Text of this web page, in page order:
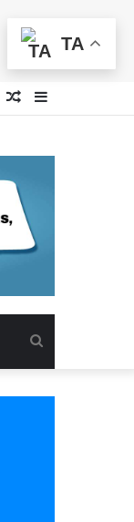
Random
Log
for
TA